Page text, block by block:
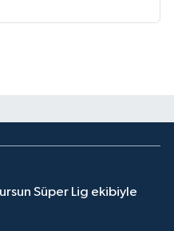
Süper Lig ekibiyle